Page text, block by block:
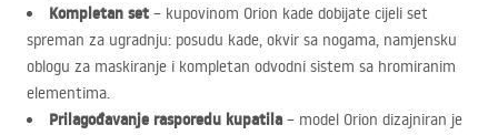
Kompletan set – kupovinom Orion kade dobijate cijeli set
spreman za ugradnju: posudu kade, okvir sa nogama, namjensku
oblogu za maskiranje i kompletan odvodni sistem sa hromiranim
elementima.
Prilagođavanje rasporedu kupatila – model Orion dizajniran je